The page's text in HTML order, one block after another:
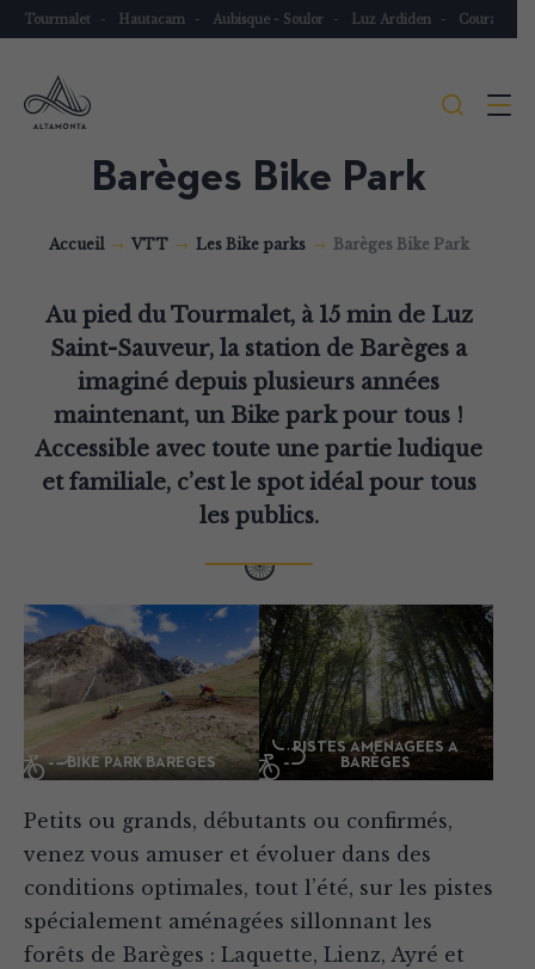
Tourmalet Hautacam Aubisque - Soulor Luz Ardiden
mythiques
vélo
VTT
Menu
Barèges Bike Park
Accueil VTT Les Bike parks Barèges Bike Park
Au pied du Tourmalet, à 15 min de Luz
Saint-Sauveur, la station de Barèges a
imaginé depuis plusieurs années
maintenant, un Bike park pour tous !
Accessible avec toute une partie ludique
et familiale, c’est le spot idéal pour tous
les publics.
BIKE PARK BARÈGES
PISTES AMÉNAGÉES À
BARÈGES
Petits ou grands, débutants ou confirmés,
venez vous amuser et évoluer dans des
conditions optimales, tout l’été, sur les pistes
spécialement aménagées sillonnant les
forêts de Barèges : Laquette, Lienz, Ayré et